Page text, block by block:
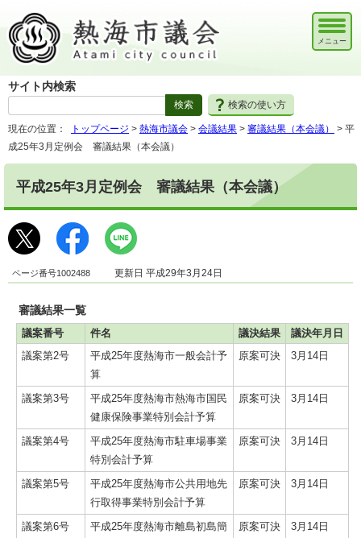
サイト内検索
検索の使い方
メニュー
現在の位置： トップページ > 熱海市議会 > 会議結果 > 審議結果（本会議）
> 平
成25年3月定例会 審議結果（本会議）
平成25年3月定例会 審議結果（本会議）
ページ番号1002488 更新日 平成29年3月24日
審議結果一覧
議案番号
件名 議決結果
議決年月日
議案第2号
平成25年度熱海市一般会計予
算
原案可決 3月14日
議案第3号
平成25年度熱海市熱海市国民
健康保険事業特別会計予算
原案可決 3月14日
議案第4号
平成25年度熱海市駐車場事業
特別会計予算
原案可決 3月14日
議案第5号
平成25年度熱海市公共用地先
行取得事業特別会計予算
原案可決 3月14日
議案第6号
平成25年度熱海市離島初島簡
原案可決 3月14日